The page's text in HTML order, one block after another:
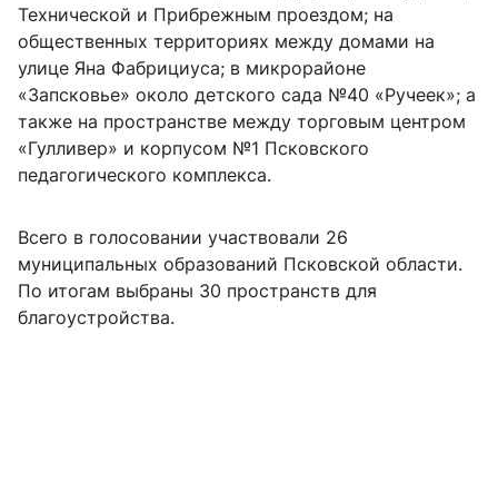
Технической и Прибрежным проездом; на
общественных территориях между домами на
улице Яна Фабрициуса; в микрорайоне
«Запсковье» около детского сада №40 «Ручеек»; а
также на пространстве между торговым центром
«Гулливер» и корпусом №1 Псковского
педагогического комплекса.
Всего в голосовании участвовали 26
муниципальных образований Псковской области.
По итогам выбраны 30 пространств для
благоустройства.